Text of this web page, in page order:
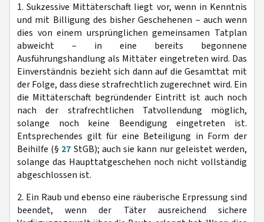
1. Sukzessive Mittäterschaft liegt vor, wenn in Kenntnis
und mit Billigung des bisher Geschehenen – auch wenn
dies von einem ursprünglichen gemeinsamen Tatplan
abweicht – in eine bereits begonnene
Ausführungshandlung als Mittäter eingetreten wird. Das
Einverständnis bezieht sich dann auf die Gesamttat mit
der Folge, dass diese strafrechtlich zugerechnet wird. Ein
die Mittäterschaft begründender Eintritt ist auch noch
nach der strafrechtlichen Tatvollendung möglich,
solange noch keine Beendigung eingetreten ist.
Entsprechendes gilt für eine Beteiligung in Form der
Beihilfe (§ 27 StGB); auch sie kann nur geleistet werden,
solange das Haupttatgeschehen noch nicht vollständig
abgeschlossen ist.
2. Ein Raub und ebenso eine räuberische Erpressung sind
beendet, wenn der Täter ausreichend sichere